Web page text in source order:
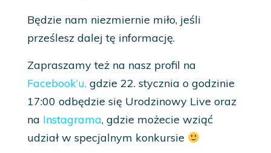
Będzie nam niezmiernie miło, jeśli
prześlesz dalej tę informację.
Zapraszamy też na nasz profil na
Facebook’u,gdzie 22. stycznia o godzinie
17:00 odbędzie się Urodzinowy Live oraz
na Instagrama, gdzie możecie wziąć
udział w specjalnym konkursie